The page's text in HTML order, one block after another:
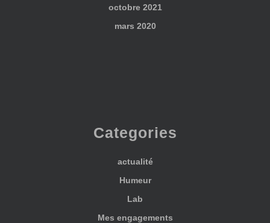
octobre 2021
mars 2020
Categories
actualité
Humeur
Lab
Mes engagements